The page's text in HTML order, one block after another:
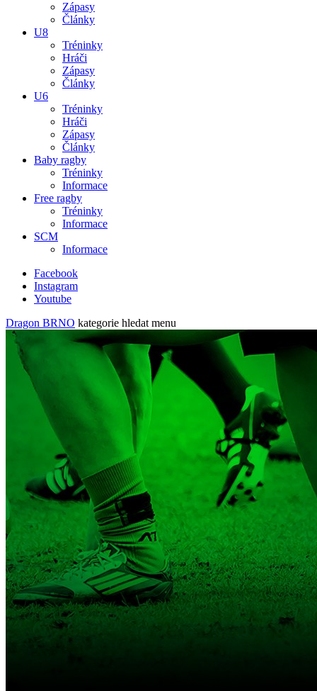
Zápasy
Články
U8
Tréninky
Hráči
Zápasy
Články
U6
Tréninky
Hráči
Zápasy
Články
Baby ragby
Tréninky
Informace
Free ragby
Tréninky
Informace
SCM
Informace
Facebook
Instagram
Youtube
Dragon BRNO kategorie hledat menu